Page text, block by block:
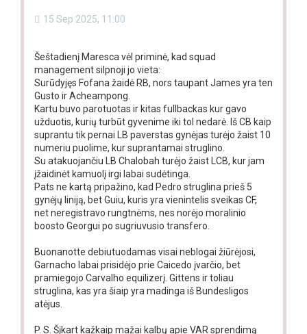
15 Sep 2025, 11:00
Šeštadienį Maresca vėl priminė, kad squad
management silpnoji jo vieta:
Surūdyjęs Fofana žaidė RB, nors taupant James yra ten
Gusto ir Acheampong.
Kartu buvo parotuotas ir kitas fullbackas kur gavo
užduotis, kurių turbūt gyvenime iki tol nedarė. Iš CB kaip
suprantu tik pernai LB paverstas gynėjas turėjo žaist 10
numeriu puolime, kur suprantamai struglino.
Su atakuojančiu LB Chalobah turėjo žaist LCB, kur jam
įžaidinėt kamuolį irgi labai sudėtinga.
Pats ne kartą pripažino, kad Pedro struglina prieš 5
gynėjų liniją, bet Guiu, kuris yra vienintelis sveikas CF,
net neregistravo rungtnėms, nes norėjo moralinio
boosto Georgui po sugriuvusio transfero.
Buonanotte debiutuodamas visai neblogai žiūrėjosi,
Garnacho labai prisidėjo prie Caicedo įvarčio, bet
pramiegojo Carvalho equilizerį. Gittens ir toliau
struglina, kas yra šiaip yra madinga iš Bundesligos
atėjus.
P. S. Šįkart kažkaip mažai kalbų apie VAR sprendimą